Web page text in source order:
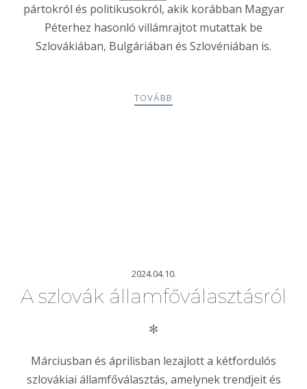
pártokról és politikusokról, akik korábban Magyar
Péterhez hasonló villámrajtot mutattak be
Szlovákiában, Bulgáriában és Szlovéniában is.
TOVÁBB
2024.04.10.
A szlovák államfőválasztásról
✻
Márciusban és áprilisban lezajlott a kétfordulós
szlovákiai államfőválasztás, amelynek trendjeit és